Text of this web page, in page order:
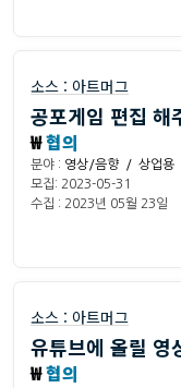
소스 : 아트머그
공포게임 편집 해
₩협의
분야 : 영상/음향 / 상업용
모집: 2023-05-31
수집 : 2023년 05월 23일
소스 : 아트머그
유튜브에 올릴 영
₩협의